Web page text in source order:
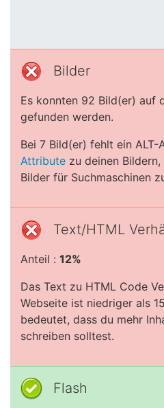
Bilder
Es konnten 92 Bild(er) auf
gefunden werden.
Bei 7 Bild(er) fehlt ein ALT-
Attribute zu deinen
Bilder für Suchmaschinen
Text/HTML
Anteil : 12%
Das Text zu HTML Code
Webseite ist niedriger als
bedeutet, dass du mehr
schreiben solltest.
Flash